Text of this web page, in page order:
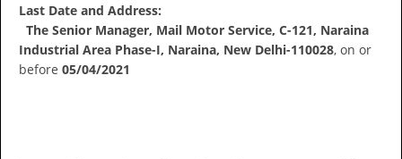
Last Date and Address:
The Senior Manager, Mail Motor Service, C-121, Naraina
Industrial Area Phase-I, Naraina, New Delhi-110028, on or
before 05/04/2021